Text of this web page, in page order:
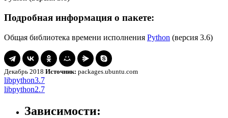
Подробная информация о пакете:
Общая библиотека времени исполнения Python (версия 3.6)
Декабрь 2018 Источник: packages.ubuntu.com
Навигация
по
записям
libpython3.7
libpython3.7
libpython2.7
libpython2.7
Зависимости: